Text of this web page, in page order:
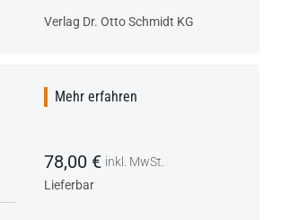
Verlag Dr. Otto Schmidt KG
Mehr erfahren
78,00 € inkl. MwSt.
Lieferbar